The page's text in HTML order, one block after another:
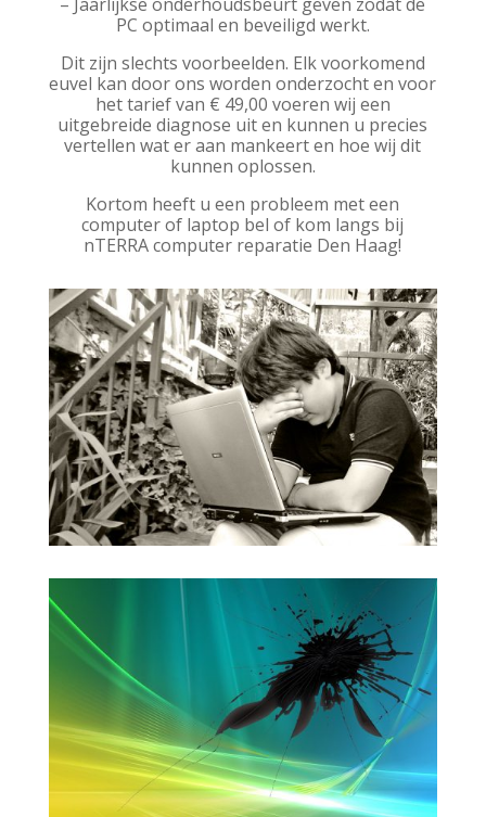
PC optimaal en beveiligd werkt.
Dit zijn slechts voorbeelden. Elk voorkomend
euvel kan door ons worden onderzocht en voor
het tarief van € 49,00 voeren wij een
uitgebreide diagnose uit en kunnen u precies
vertellen wat er aan mankeert en hoe wij dit
kunnen oplossen.
Kortom heeft u een probleem met een
computer of laptop bel of kom langs bij
nTERRA computer reparatie Den Haag!